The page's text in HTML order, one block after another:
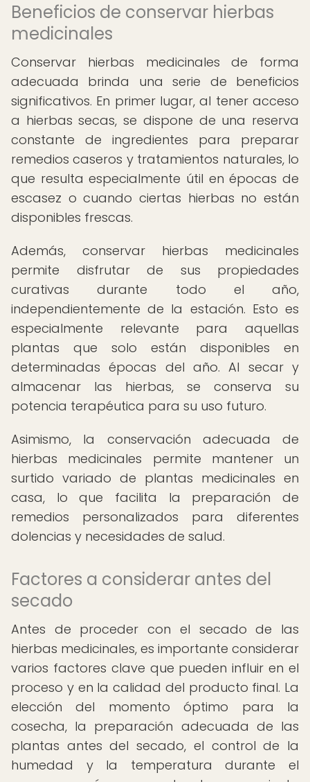
Beneficios de conservar hierbas
medicinales
Conservar hierbas medicinales de forma
adecuada brinda una serie de beneficios
significativos. En primer lugar, al tener acceso
a hierbas secas, se dispone de una reserva
constante de ingredientes para preparar
remedios caseros y tratamientos naturales, lo
que resulta especialmente útil en épocas de
escasez o cuando ciertas hierbas no están
disponibles frescas.
Además, conservar hierbas medicinales
permite disfrutar de sus propiedades
curativas durante todo el año,
independientemente de la estación. Esto es
especialmente relevante para aquellas
plantas que solo están disponibles en
determinadas épocas del año. Al secar y
almacenar las hierbas, se conserva su
potencia terapéutica para su uso futuro.
Asimismo, la conservación adecuada de
hierbas medicinales permite mantener un
surtido variado de plantas medicinales en
casa, lo que facilita la preparación de
remedios personalizados para diferentes
dolencias y necesidades de salud.
Factores a considerar antes del
secado
Antes de proceder con el secado de las
hierbas medicinales, es importante considerar
varios factores clave que pueden influir en el
proceso y en la calidad del producto final. La
elección del momento óptimo para la
cosecha, la preparación adecuada de las
plantas antes del secado, el control de la
humedad y la temperatura durante el